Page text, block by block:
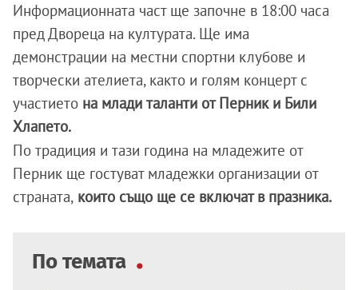
Информационната част ще започне в 18:00 часа
пред Двореца на културата. Ще има
демонстрации на местни спортни клубове и
творчески ателиета, както и голям концерт с
участието на млади таланти от Перник и Били
Хлапето.
По традиция и тази година на младежите от
Перник ще гостуват младежки организации от
страната, които също ще се включат в празника.
По темата